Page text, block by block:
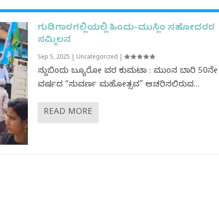
ಗುಡಿಗಾರಗಲ್ಲಿಯಲ್ಲಿ ಹಿಂದು-ಮುಸ್ಲಿಂ ಸಹೋದರರ
ಸಮ್ಮಿಲನ
Sep 5, 2025 Uncategorized
ಸುದ್ದಿಬಿಂದು ಬ್ಯೂರೋ ವರದಿ ಕುಮಟಾ : ಮುಂದಿನ ಬಾರಿ 50ನೇ
ವರ್ಷದ “ಸುವರ್ಣ ಮಹೋತ್ಸವ” ಆಚರಿಸಲಿರುವ...
READ MORE